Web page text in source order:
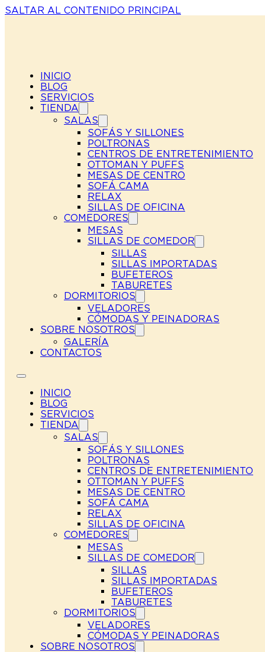
SALTAR AL CONTENIDO PRINCIPAL
INICIO
BLOG
SERVICIOS
TIENDA
SALAS
SOFÁS Y SILLONES
POLTRONAS
CENTROS DE ENTRETENIMIENTO
OTTOMAN Y PUFFS
MESAS DE CENTRO
SOFÁ CAMA
RELAX
SILLAS DE OFICINA
COMEDORES
MESAS
SILLAS DE COMEDOR
SILLAS
SILLAS IMPORTADAS
BUFETEROS
TABURETES
DORMITORIOS
VELADORES
CÓMODAS Y PEINADORAS
SOBRE NOSOTROS
GALERÍA
CONTACTOS
INICIO
BLOG
SERVICIOS
TIENDA
SALAS
SOFÁS Y SILLONES
POLTRONAS
CENTROS DE ENTRETENIMIENTO
OTTOMAN Y PUFFS
MESAS DE CENTRO
SOFÁ CAMA
RELAX
SILLAS DE OFICINA
COMEDORES
MESAS
SILLAS DE COMEDOR
SILLAS
SILLAS IMPORTADAS
BUFETEROS
TABURETES
DORMITORIOS
VELADORES
CÓMODAS Y PEINADORAS
SOBRE NOSOTROS